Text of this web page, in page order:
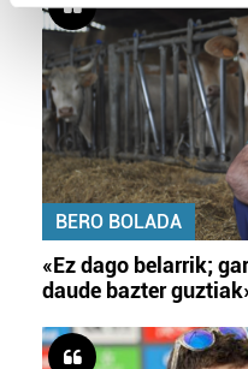
Find out more about how
and set your
Guk eta gure bazkideek
prozesatzen ditugu,
teknologia erabiliz,
pertsonalizatuak
neurtzeko, jendeari
erabiltzen dituen hauta
Bazkide batzuek ez
BERO BOLADA
«Ez dago belarrik;
daude bazter